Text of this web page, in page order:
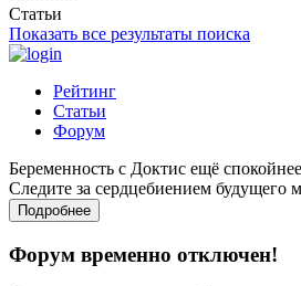
Статьи
Показать все результаты поиска
Рейтинг
Статьи
Форум
Беременность с Доктис ещё
Следите за сердцебиением будущего
Подробнее
Форум временно отключен!